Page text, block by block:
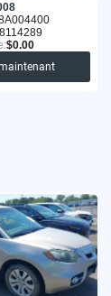
$0.00